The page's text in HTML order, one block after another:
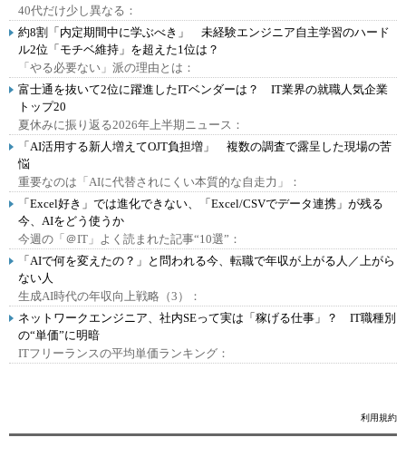
40代だけ少し異なる：
約8割「内定期間中に学ぶべき」 未経験エンジニア自主学習のハード
ル2位「モチベ維持」を超えた1位は？
「やる必要ない」派の理由とは：
富士通を抜いて2位に躍進したITベンダーは？ IT業界の就職人気企業
トップ20
夏休みに振り返る2026年上半期ニュース：
「AI活用する新人増えてOJT負担増」 複数の調査で露呈した現場の苦
悩
重要なのは「AIに代替されにくい本質的な自走力」：
「Excel好き」では進化できない、「Excel/CSVでデータ連携」が残る
今、AIをどう使うか
今週の「＠IT」よく読まれた記事“10選”：
「AIで何を変えたの？」と問われる今、転職で年収が上がる人／上がら
ない人
生成AI時代の年収向上戦略（3）：
ネットワークエンジニア、社内SEって実は「稼げる仕事」？ IT職種別
の“単価”に明暗
ITフリーランスの平均単価ランキング：
利用規約